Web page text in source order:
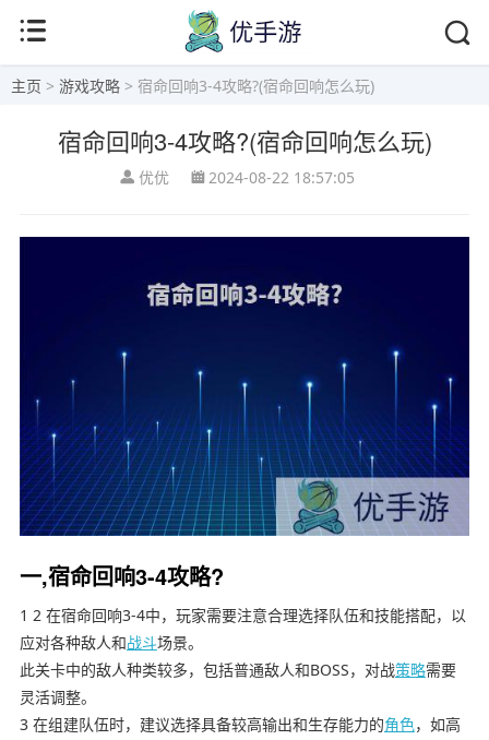
主页 > 游戏攻略 > 宿命回响3-4攻略?(宿命回响怎么玩)
宿命回响3-4攻略?(宿命回响怎么玩)
优优 2024-08-22 18:57:05
一,宿命回响3-4攻略?
1 2 在宿命回响3-4中，玩家需要注意合理选择队伍和技能搭配，以
应对各种敌人和战斗场景。
此关卡中的敌人种类较多，包括普通敌人和BOSS，对战策略需要
灵活调整。
3 在组建队伍时，建议选择具备较高输出和生存能力的角色，如高